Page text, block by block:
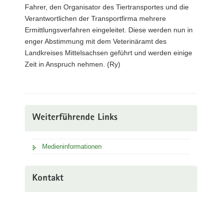
Fahrer, den Organisator des Tiertransportes und die
Verantwortlichen der Transportfirma mehrere
Ermittlungsverfahren eingeleitet. Diese werden nun in
enger Abstimmung mit dem Veterinäramt des
Landkreises Mittelsachsen geführt und werden einige
Zeit in Anspruch nehmen. (Ry)
Weiterführende Links
Medieninformationen
Kontakt